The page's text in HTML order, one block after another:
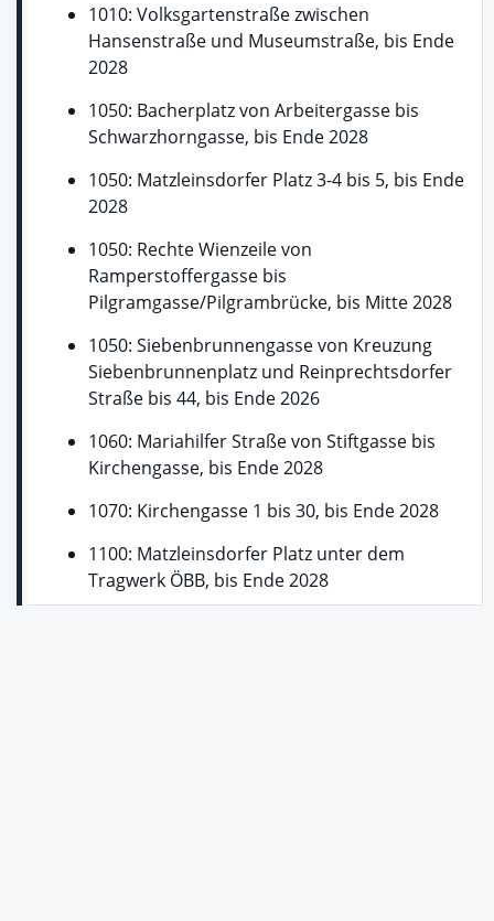
1010: Volksgartenstraße zwischen
Hansenstraße und Museumstraße, bis Ende
2028
1050: Bacherplatz von Arbeitergasse bis
Schwarzhorngasse, bis Ende 2028
1050: Matzleinsdorfer Platz 3-4 bis 5, bis Ende
2028
1050: Rechte Wienzeile von
Ramperstoffergasse bis
Pilgramgasse/Pilgrambrücke, bis Mitte 2028
1050: Siebenbrunnengasse von Kreuzung
Siebenbrunnenplatz und Reinprechtsdorfer
Straße bis 44, bis Ende 2026
1060: Mariahilfer Straße von Stiftgasse bis
Kirchengasse, bis Ende 2028
1070: Kirchengasse 1 bis 30, bis Ende 2028
1100: Matzleinsdorfer Platz unter dem
Tragwerk ÖBB, bis Ende 2028